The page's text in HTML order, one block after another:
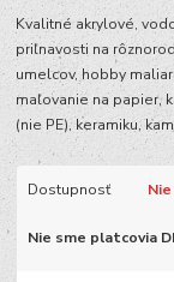
Kvalitné akrylové,
priľnavosti na
umelcov, hobby
maľovanie na papier,
(nie PE), keramiku,
Dostupnosť
Nie sme platcovia